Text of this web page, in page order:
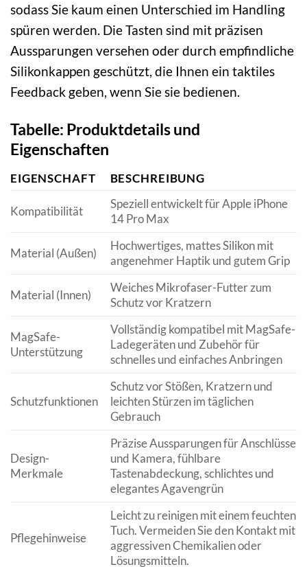
sodass Sie kaum einen Unterschied im Handling
spüren werden. Die Tasten sind mit präzisen
Aussparungen versehen oder durch empfindliche
Silikonkappen geschützt, die Ihnen ein taktiles
Feedback geben, wenn Sie sie bedienen.
Tabelle: Produktdetails und
Eigenschaften
EIGENSCHAFT BESCHREIBUNG
Kompatibilität
Speziell entwickelt für Apple iPhone
14 Pro Max
Material (Außen)
Hochwertiges, mattes Silikon mit
angenehmer Haptik und gutem Grip
Material (Innen)
Weiches Mikrofaser-Futter zum
Schutz vor Kratzern
MagSafe-
Unterstützung
Vollständig kompatibel mit MagSafe-
Ladegeräten und Zubehör für
schnelles und einfaches Anbringen
Schutzfunktionen
Schutz vor Stößen, Kratzern und
leichten Stürzen im täglichen
Gebrauch
Design-
Merkmale
Präzise Aussparungen für Anschlüsse
und Kamera, fühlbare
Tastenabdeckung, schlichtes und
elegantes Agavengrün
Pflegehinweise
Leicht zu reinigen mit einem feuchten
Tuch. Vermeiden Sie den Kontakt mit
aggressiven Chemikalien oder
Lösungsmitteln.